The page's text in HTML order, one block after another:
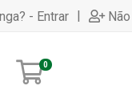
- Entrar |
0